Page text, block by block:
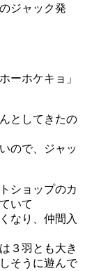
ジャック発
ーホケキョ」
としてきたの
ので、ジャッ
ショップのカ
いて
なり、仲間入
３羽とも大き
そうに遊んで